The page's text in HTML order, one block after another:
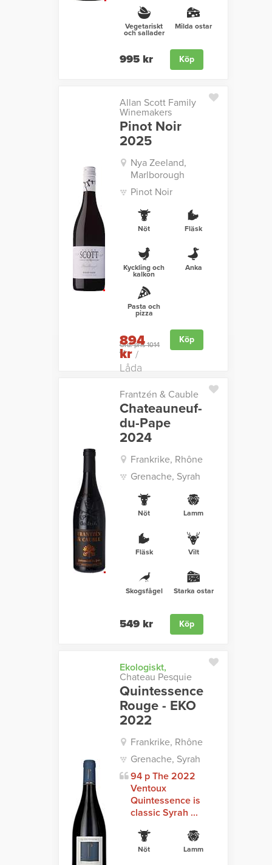
Vegetariskt
och sallader
Milda ostar
995 kr Köp
Allan Scott Family
Winemakers
Pinot Noir
2025
Nya Zeeland,
Marlborough
Pinot Noir
Nöt Fläsk
Kyckling och
kalkon
Anka
Pasta och
pizza
Ord. pris 1014
kr
894
kr/
Låda
Köp
Frantzén & Cauble
Chateauneuf-
du-Pape
2024
Frankrike, Rhône
Grenache, Syrah
Nöt Lamm
Fläsk Vilt
Skogsfågel Starka ostar
549 kr Köp
Ekologiskt,
Chateau Pesquie
Quintessence
Rouge - EKO
2022
Frankrike, Rhône
Grenache, Syrah
94 p The 2022
Ventoux
Quintessence is
classic Syrah ...
Nöt Lamm